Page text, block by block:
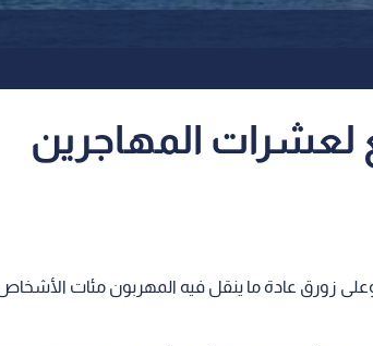
لعشرات المهاجرين
زورق عادة ما ينقل فيه المهربون مئات الأشخاص،